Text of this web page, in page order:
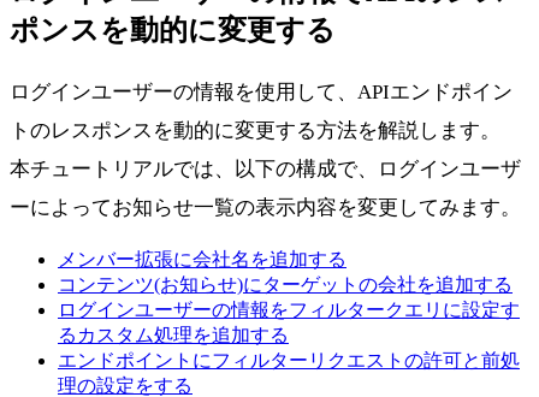
ポンスを動的に変更する
ログインユーザーの情報を使用して、APIエンドポイン
トのレスポンスを動的に変更する方法を解説します。
本チュートリアルでは、以下の構成で、ログインユーザ
ーによってお知らせ一覧の表示内容を変更してみます。
メンバー拡張に会社名を追加する
コンテンツ(お知らせ)にターゲットの会社を追加する
ログインユーザーの情報をフィルタークエリに設定す
るカスタム処理を追加する
エンドポイントにフィルターリクエストの許可と前処
理の設定をする